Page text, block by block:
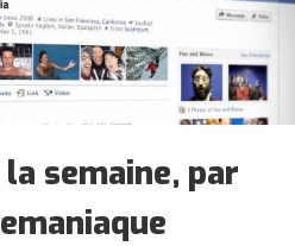
semaine, par